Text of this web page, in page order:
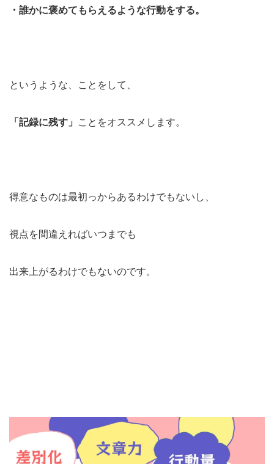
・誰かに褒めてもらえるような行動をする。
というような、ことをして、
「記録に残す」 ことをオススメします。
得意なものは最初っからあるわけでもないし、
視点を間違えればいつまでも
出来上がるわけでもないのです。